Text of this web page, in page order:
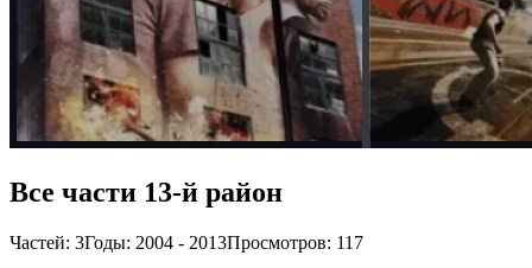
Все части 13-й район
Частей: 3Годы: 2004 - 2013Просмотров: 117